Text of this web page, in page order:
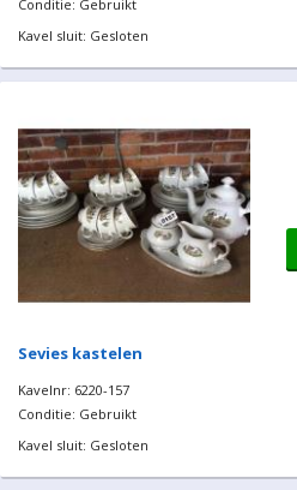
Conditie: Gebruikt
Kavel sluit: Gesloten
Sevies kastelen
Kavelnr: 6220-157
Conditie: Gebruikt
Kavel sluit: Gesloten